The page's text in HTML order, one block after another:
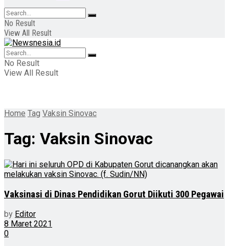
No Result
View All Result
No Result
View All Result
Home Tag Vaksin Sinovac
Tag: Vaksin Sinovac
Vaksinasi di Dinas Pendidikan Gorut Diikuti 300 Pegawai
by Editor
8 Maret 2021
0